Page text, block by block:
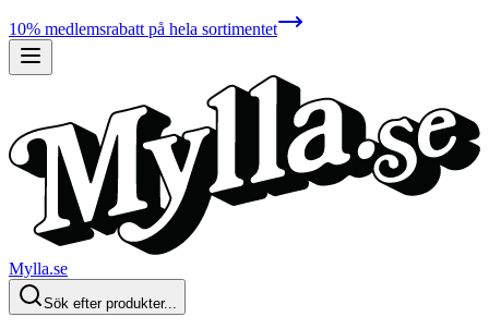
10% medlemsrabatt på hela sortimentet
Mylla.se
Sök efter produkter...